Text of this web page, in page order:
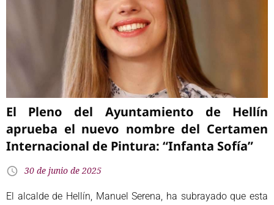
El Pleno del Ayuntamiento de Hellín
aprueba el nuevo nombre del Certamen
Internacional de Pintura: “Infanta Sofía”
30 de junio de 2025
El alcalde de Hellín, Manuel Serena, ha subrayado que esta